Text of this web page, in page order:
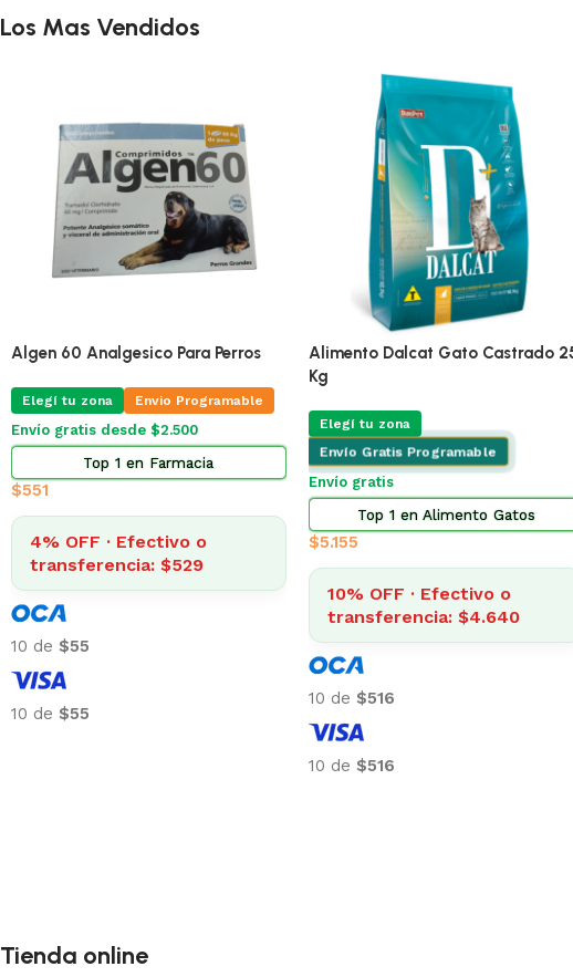
Los Mas Vendidos
Pro Omega Cachorro Pequeño 3 Kg
Elegí tu zona Envio Programable
Envío gratis desde $2.500
Top 2 en Alimento Perros
$873
4% OFF · Efectivo o
transferencia: $838
10 de $87
10 de $87
Adipred Prednisolna 20 Mg Blister
X 10 Comprimidos
Elegí tu zona
Envío gratis desde $2.500
Top 3 en Farmacia
4% OFF · Efectivo o
transferencia: $309
10 de$32
10 de$32
Tienda online